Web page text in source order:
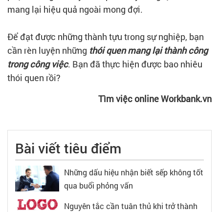
mang lại hiệu quả ngoài mong đợi.
Để đạt được những thành tựu trong sự nghiệp, bạn
cần rèn luyện những thói quen mang lại thành công
trong công việc. Bạn đã thực hiện được bao nhiêu
thói quen rồi?
Tìm việc online Workbank.vn
Bài viết tiêu điểm
Những dấu hiệu nhận biết sếp không tốt
qua buổi phỏng vấn
Nguyên tắc cần tuân thủ khi trở thành